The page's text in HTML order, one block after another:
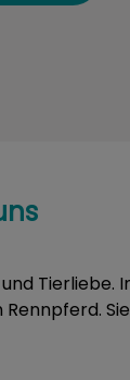
Tierliebe.